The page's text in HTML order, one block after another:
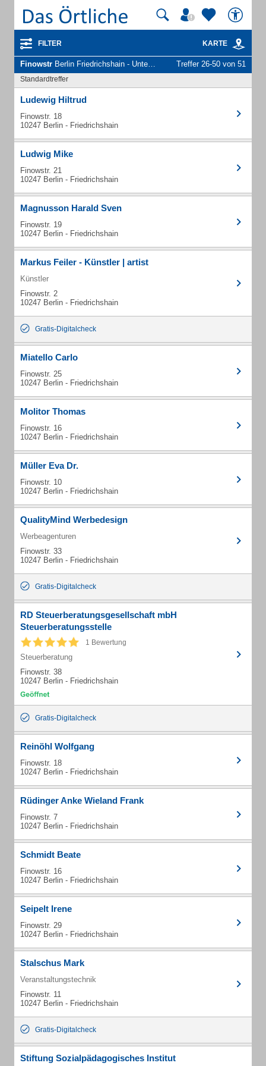
FILTER KARTE
Finowstr Berlin Friedrichshain - Unternehmen und Personen Treffer 26-50 von 51
Standardtreffer
Ludewig Hiltrud
Finowstr. 18
10247 Berlin - Friedrichshain
Ludwig Mike
Finowstr. 21
10247 Berlin - Friedrichshain
Magnusson Harald Sven
Finowstr. 19
10247 Berlin - Friedrichshain
Markus Feiler - Künstler | artist
Künstler
Finowstr. 2
10247 Berlin - Friedrichshain
Gratis-Digitalcheck
Miatello Carlo
Finowstr. 25
10247 Berlin - Friedrichshain
Molitor Thomas
Finowstr. 16
10247 Berlin - Friedrichshain
Müller Eva Dr.
Finowstr. 10
10247 Berlin - Friedrichshain
QualityMind Werbedesign
Werbeagenturen
Finowstr. 33
10247 Berlin - Friedrichshain
Gratis-Digitalcheck
RD Steuerberatungsgesellschaft mbH
Steuerberatungsstelle
1 Bewertung
Steuerberatung
Finowstr. 38
10247 Berlin - Friedrichshain
Gratis-Digitalcheck
Reinöhl Wolfgang
Finowstr. 18
10247 Berlin - Friedrichshain
Rüdinger Anke Wieland Frank
Finowstr. 7
10247 Berlin - Friedrichshain
Schmidt Beate
Finowstr. 16
10247 Berlin - Friedrichshain
Seipelt Irene
Finowstr. 29
10247 Berlin - Friedrichshain
Stalschus Mark
Veranstaltungstechnik
Finowstr. 11
10247 Berlin - Friedrichshain
Gratis-Digitalcheck
Stiftung Sozialpädagogisches Institut